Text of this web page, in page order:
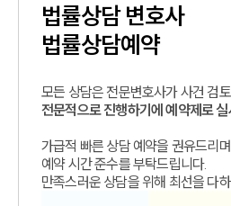
법률상담변호사
법률상담예약
모든 상담은 전문변호사가 사건 검
전문적으로 진행하기에 예약제로
가급적 빠른 상담 예약을 권유드리
예약 시간 준수를 부탁드립니다.
만족스러운 상담을 위해 최선을 다